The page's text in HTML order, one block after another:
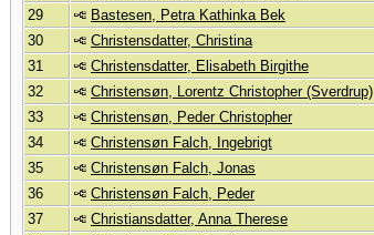
29
Bastesen, Petra Kathinka Bek
30
Christensdatter, Christina
31
Christensdatter, Elisabeth Birgithe
32
Christensøn, Lorentz Christopher (Sverdrup)
33
Christensøn, Peder Christopher
34
Christensøn Falch, Ingebrigt
35
Christensøn Falch, Jonas
36
Christensøn Falch, Peder
37
Christiansdatter, Anna Therese